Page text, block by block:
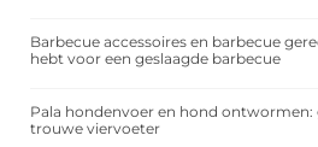
Barbecue accessoires en barbecue
hebt voor een geslaagde barbecue
Pala hondenvoer en hond ontwormen:
trouwe viervoeter